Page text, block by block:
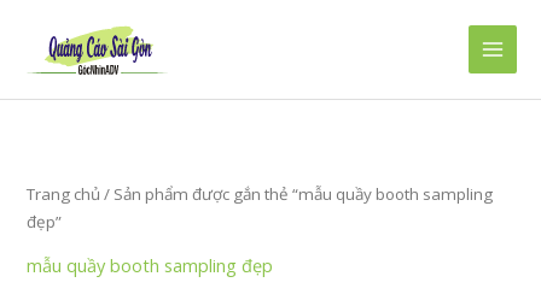
dung
Main
Trang chủ / Sản phẩm được gắn thẻ “mẫu quầy booth sampling
đẹp”
mẫu quầy booth sampling đẹp